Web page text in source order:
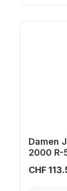
Damen
2000 R-
CHF